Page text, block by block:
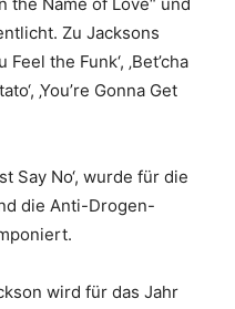
Zu Jacksons
the Funk‘, ‚Bet’cha
‚You’re Gonna Get
Say No‘, wurde für die
die Anti-Drogen-
wird für das Jahr